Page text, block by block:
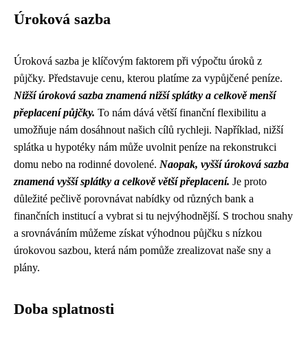
Úroková sazba
Úroková sazba je klíčovým faktorem při výpočtu úroků z
půjčky. Představuje cenu, kterou platíme za vypůjčené peníze.
Nižší úroková sazba znamená nižší splátky a celkově menší
přeplacení půjčky. To nám dává větší finanční flexibilitu a
umožňuje nám dosáhnout našich cílů rychleji. Například, nižší
splátka u hypotéky nám může uvolnit peníze na rekonstrukci
domu nebo na rodinné dovolené. Naopak, vyšší úroková sazba
znamená vyšší splátky a celkově větší přeplacení. Je proto
důležité pečlivě porovnávat nabídky od různých bank a
finančních institucí a vybrat si tu nejvýhodnější. S trochou snahy
a srovnáváním můžeme získat výhodnou půjčku s nízkou
úrokovou sazbou, která nám pomůže zrealizovat naše sny a
plány.
Doba splatnosti